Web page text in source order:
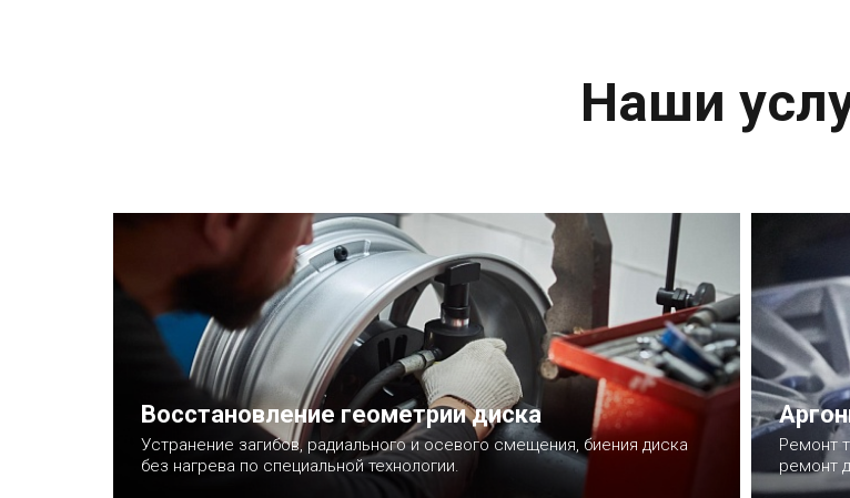
Наши
Восстановление геометрии диска
Устранение загибов, радиального и осевого смещения, биения диска
без нагрева по специальной технологии.
Ремонт
ремонт